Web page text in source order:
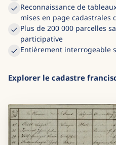
Reconnaissance de
mises en page cadastrales
Plus de 200 000 parcelles
participative
Entièrement interrogeable
Explorer le cadastre